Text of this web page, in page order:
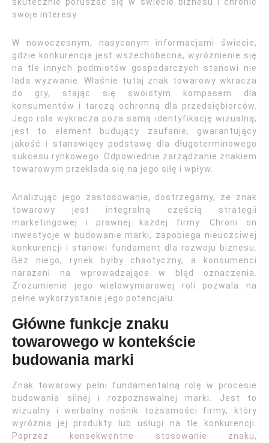
swoje interesy.
W nowoczesnym, nasyconym informacjami świecie,
gdzie konkurencja jest wszechobecna, wyróżnienie się
na tle innych podmiotów gospodarczych stanowi nie
lada wyzwanie. Właśnie tutaj znak towarowy wkracza
do gry, stając się swoistym kompasem dla
konsumentów i tarczą ochronną dla przedsiębiorców.
Jego rola wykracza poza samą identyfikację wizualną;
jest to element budujący zaufanie, gwarantujący
jakość i stanowiący podstawę dla długoterminowego
sukcesu rynkowego. Odpowiednie zarządzanie znakiem
towarowym przekłada się na jego siłę i wpływ.
Analizując jego zastosowanie, dostrzegamy, że znak
towarowy jest integralną częścią strategii
marketingowej i prawnej każdej firmy. Chroni on
inwestycje w budowanie marki, zapobiega nieuczciwej
konkurencji i stanowi fundament dla rozwoju biznesu.
Bez niego, rynek byłby chaotyczny, a konsumenci
narażeni na wprowadzające w błąd oznaczenia.
Zrozumienie jego wielowymiarowej roli pozwala na
pełne wykorzystanie jego potencjału.
Główne funkcje znaku
towarowego w kontekście
budowania marki
Znak towarowy pełni fundamentalną rolę w procesie
budowania silnej i rozpoznawalnej marki. Jest to
wizualny i werbalny nośnik tożsamości firmy, który
wyróżnia jej produkty lub usługi na tle konkurencji.
Poprzez konsekwentne stosowanie znaku,